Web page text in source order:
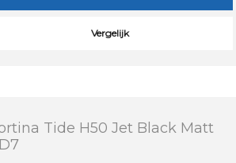
Vergelijk
Tide H50 Jet Black Matt